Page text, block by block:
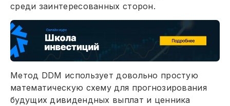
среди заинтересованных сторон.
Метод DDM использует довольно простую
математическую схему для прогнозирования
будущих дивидендных выплат и ценника